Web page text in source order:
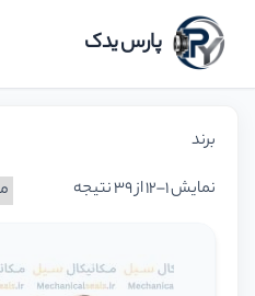
پارس یدک
برند
نمایش 1–12 از 39 نتیجه